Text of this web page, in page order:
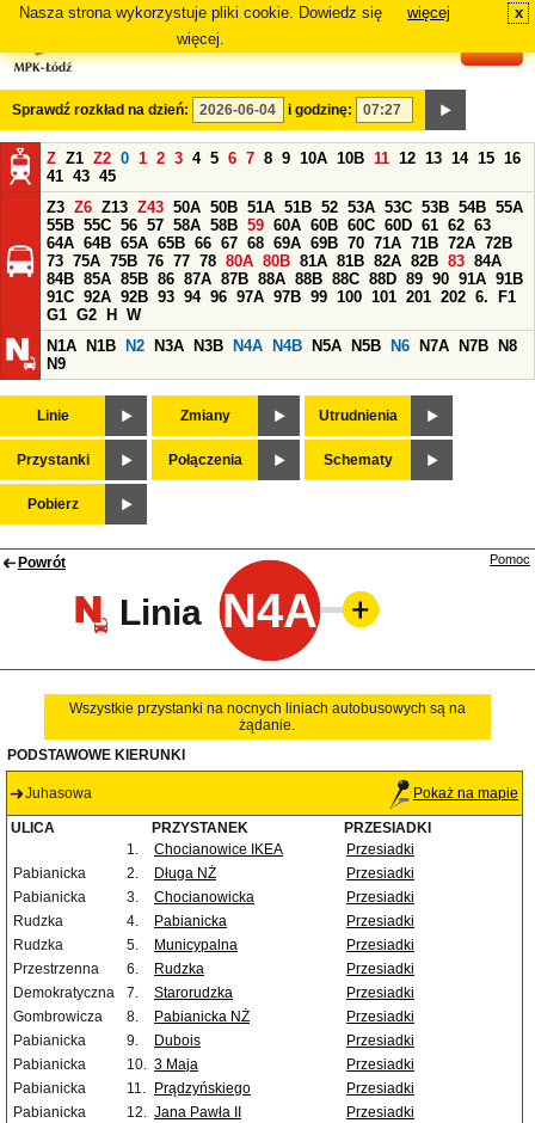
Nasza strona wykorzystuje pliki cookie. Dowiedz się
więcej.
więcej x
Sprawdź rozkład na dzień: i godzinę:
Z Z1 Z2 0 1 2 3 4 5 6 7 8 9 10A 10B 11 12 13 14 15 16
41 43 45
Z3 Z6 Z13 Z43 50A 50B 51A 51B 52 53A 53C 53B 54B 55A
55B 55C 56 57 58A 58B 59 60A 60B 60C 60D 61 62 63
64A 64B 65A 65B 66 67 68 69A 69B 70 71A 71B 72A 72B
73 75A 75B 76 77 78 80A 80B 81A 81B 82A 82B 83 84A
84B 85A 85B 86 87A 87B 88A 88B 88C 88D 89 90 91A 91B
91C 92A 92B 93 94 96 97A 97B 99 100 101 201 202 6.
F1
G1 G2 H
W
N1A
N1B N2 N3A N3B N4A N4B N5A N5B N6 N7A N7B
N8
N9
Linie Zmiany Utrudnienia
Przystanki Połączenia Schematy
Pobierz
Powrót
Linia N4A
Pomoc
Wszystkie przystanki na nocnych liniach autobusowych są na
żądanie.
PODSTAWOWE KIERUNKI
Juhasowa Pokaż na mapie
ULICA PRZYSTANEK
PRZESIADKI
1.
Chocianowice IKEA
Przesiadki
Pabianicka
2. Długa NŻ
Przesiadki
Pabianicka
3. Chocianowicka
Przesiadki
Rudzka
4. Pabianicka
Przesiadki
Rudzka
5. Municypalna
Przesiadki
Przestrzenna
6. Rudzka
Przesiadki
Demokratyczna
7. Starorudzka
Przesiadki
Gombrowicza
8. Pabianicka NŻ
Przesiadki
Pabianicka
9. Dubois
Przesiadki
Pabianicka
10. 3 Maja
Przesiadki
Pabianicka
11. Prądzyńskiego
Przesiadki
Pabianicka
12. Jana Pawła II
Przesiadki